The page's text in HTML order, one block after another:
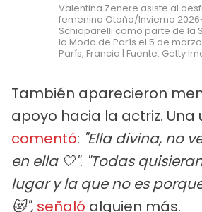
Valentina Zenere asiste al
femenina Otoño/Invierno
Schiaparelli como parte de la
la Moda de París el 5 de
París, Francia | Fuente: Getty
También aparecieron
apoyo hacia la actriz. Una
comentó: "Ella divina, no
en ella 🤍". "Todas
lugar y la que no es
😻", señaló alguien más.